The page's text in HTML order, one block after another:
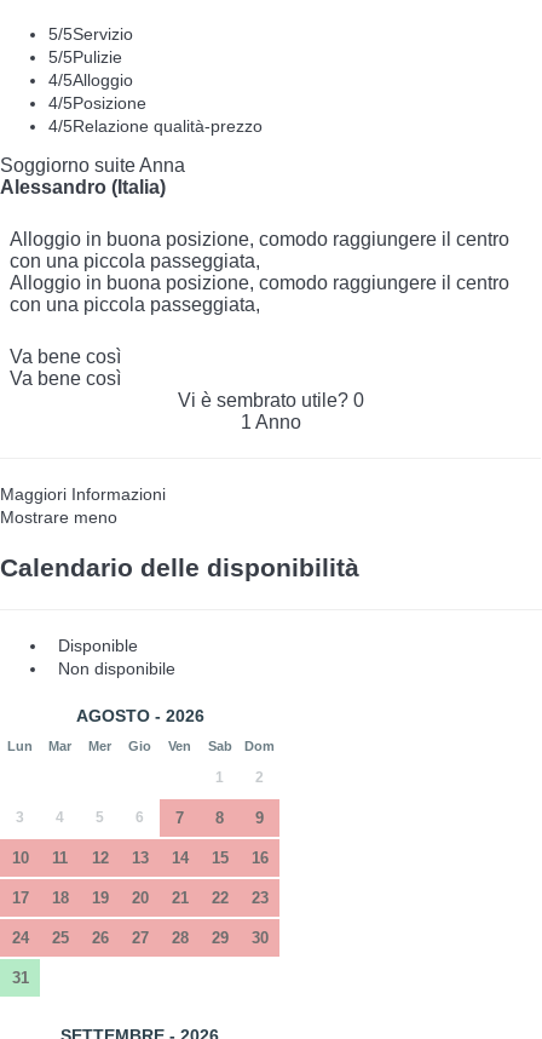
5/5Servizio
5/5Pulizie
4/5Alloggio
4/5Posizione
4/5Relazione qualità-prezzo
Soggiorno suite Anna
Alessandro (Italia)
Alloggio in buona posizione, comodo raggiungere il centro
con una piccola passeggiata,
Alloggio in buona posizione, comodo raggiungere il centro
con una piccola passeggiata,
Va bene così
Va bene così
Vi è sembrato utile? 0
1 Anno
Maggiori Informazioni
Mostrare meno
Calendario delle disponibilità
Disponible
Non disponibile
AGOSTO - 2026
Lun Mar Mer Gio Ven Sab Dom
1 2
3 4 5 6 7 8 9
10 11 12 13 14 15 16
17 18 19 20 21 22 23
24 25 26 27 28 29 30
31